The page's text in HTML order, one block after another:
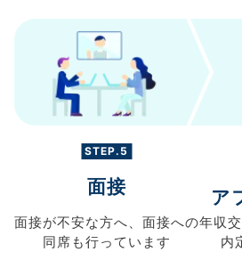
STEP.5
面接
面接が不安な方へ、 面接への
同席も行っています
ア
年収
内